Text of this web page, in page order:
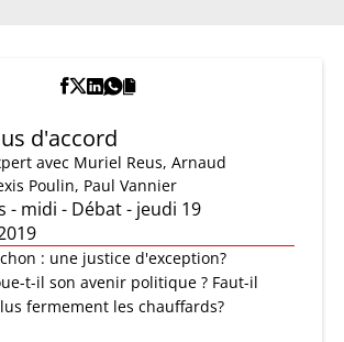
d'accord
avec Muriel Reus, Arnaud
Poulin, Paul Vannier
- midi - Débat - jeudi 19
: une justice d'exception?
t-il son avenir politique ? Faut-il
fermement les chauffards?